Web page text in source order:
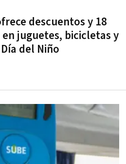
descuentos y 18
juguetes, bicicletas y
del Niño